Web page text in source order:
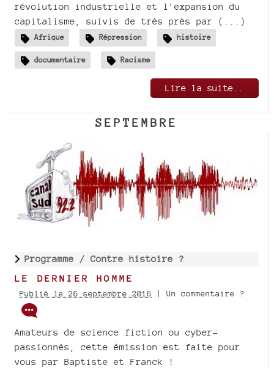
révolution industrielle et l’expansion du
capitalisme, suivis de très près par (...)
Afrique Répression histoire
documentaire Racisme
Lire la suite..
SEPTEMBRE
Programme / Contre histoire ?
LE DERNIER HOMME
Publié le 26 septembre 2016 | Un commentaire ?
Amateurs de science fiction ou cyber-
passionnés, cette émission est faite pour
vous par Baptiste et Franck !